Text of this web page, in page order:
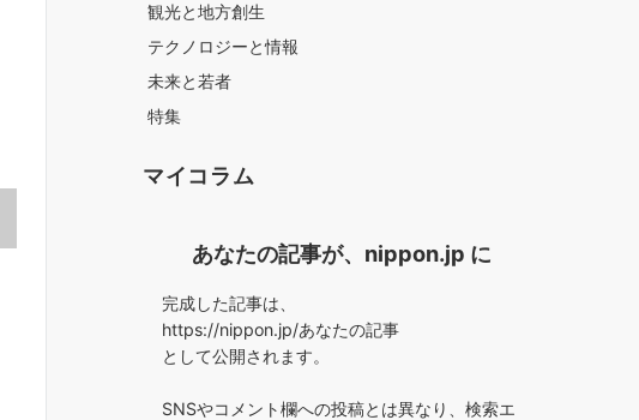
観光と地方創生
テクノロジーと情報
未来と若者
特集
マイコラム
あなたの記事が、nippon.jp に
完成した記事は、
https://nippon.jp/あなたの記事
として公開されます。
SNSやコメント欄への投稿とは異なり、検索エ